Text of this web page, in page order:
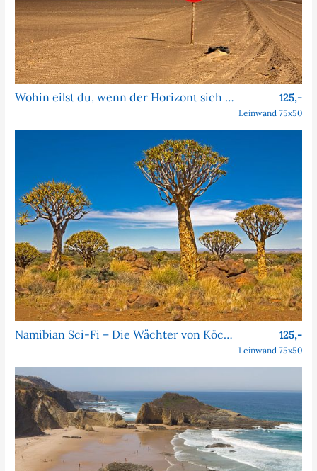
Wohin eilst du, wenn der Horizont sich nie nähert? 125,-
Leinwand 75x50
Namibian Sci-Fi – Die Wächter von Köcher Prime 125,-
Leinwand 75x50